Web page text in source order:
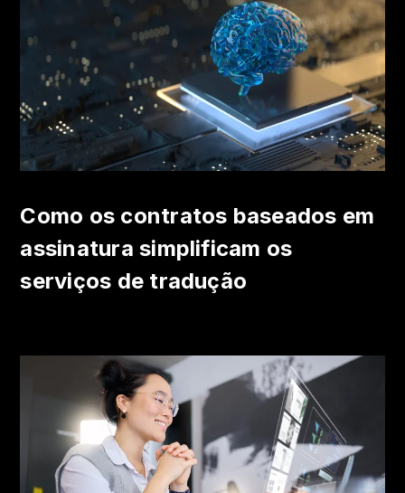
Como os contratos baseados em
assinatura simplificam os
serviços de tradução